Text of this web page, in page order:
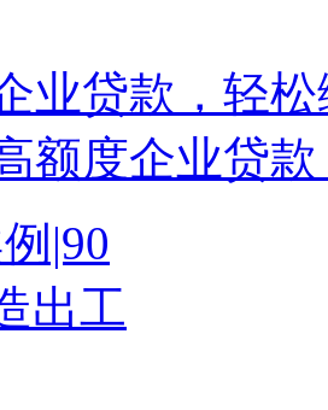
业贷款，轻
额度企业贷